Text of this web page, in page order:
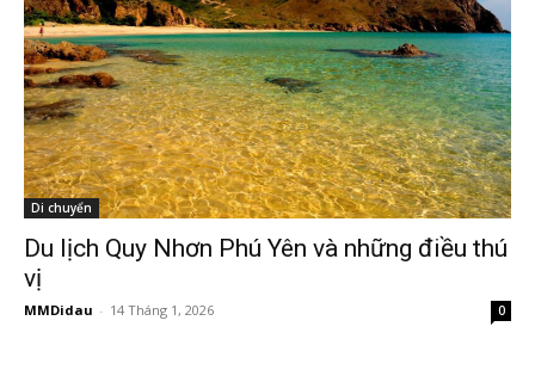
Di chuyển
Du lịch Quy Nhơn Phú Yên và những điều thú
vị
MMDidau - 14 Tháng 1, 2026 0